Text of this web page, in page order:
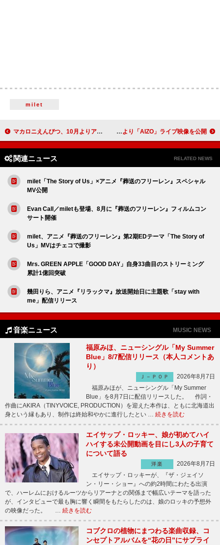
milet
マカロニえんぴつ、10月よりアリーナツアーへ King Gnu、センターステージの【CEN+RAL Tour 2026】より「AIZO」ライブ映像を公開
関連ニュース RELATED NEWS
milet「The Story of Us」×アニメ『葬送のフリーレン』スペシャル
MV公開
Evan Call／miletも登場、8月に『葬送のフリーレン』フィルムコン
サート開催
milet、アニメ『葬送のフリーレン』第2期EDテーマ「The Story of
Us」MVはチェコで撮影
Mrs. GREEN APPLE「GOOD DAY」自身33曲目のストリーミング
累計1億回突破
幾田りら、アニメ『リラックマ』放送開始日に主題歌「stay with
me」配信リリース
音楽ニュース MUSIC NEWS
福原みほ、ニューシングル「My Summer
Blue」8/7配信リリース（本人コメントあ
り）
Ｊ－ＰＯＰ
2026年8月7日
福原みほが、ニューシングル「My Summer
Blue」を8月7日に配信リリースした。 作詞・
作曲にAKIRA（TINYVOICE, PRODUCTION）を迎えた本作は、ともに北海道出
身という縁もあり、制作は終始和やかに進行したとい … 続きを読む
エイサップ・ロッキー、娘が初めてハイ
ハイする未公開動画を目にし3人の子育て
について語る
洋楽
2026年8月7日
エイサップ・ロッキーが、『ザ・ジェイソ
ン・リー・ショー』への約2時間にわたる出演
で、ハーレムにおけるルーツからリアーナとの関係まで幅広いテーマを語った
が、インタビューで最も胸に響く瞬間をもたらしたのは、娘のロッキの予想外
の映像だった。 … 続きを読む
コブクロの植物にまつわる楽曲収録、コ
ンセプトアルバムを“花の日”にサプライ